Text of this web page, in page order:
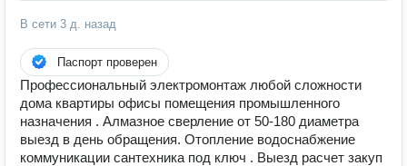
В сети 3 д. назад
Паспорт проверен
Профессиональный электромонтаж любой сложности
дома квартиры офисы помещения промышленного
назначения . Алмазное сверление от 50-180 диаметра
выезд в день обращения. Отопление водоснабжение
коммуникации сантехника под ключ . Выезд расчет закуп